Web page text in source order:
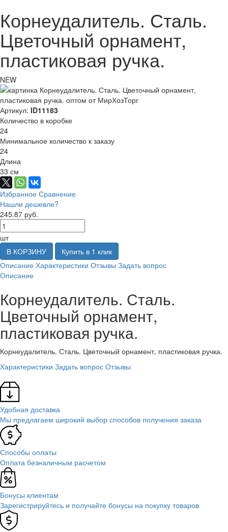
Корнеудалитель. Сталь.
Цветочный орнамент,
пластиковая ручка.
NEW
Артикул: ID11183
Количество в коробке
24
Минимальное количество к заказу
24
Длина
33 см
Избранное Сравнение
Нашли дешевле?
245.87 руб.
шт
В КОРЗИНУ
Купить в 1 клик
Описание Характеристики Отзывы Задать вопрос
Описание
Корнеудалитель. Сталь.
Цветочный орнамент,
пластиковая ручка.
Корнеудалитель. Сталь. Цветочный орнамент, пластиковая ручка.
Характеристики Задать вопрос Отзывы
Удобная доставка
Мы предлагаем широкий выбор способов получения заказа
Способы оплаты
Оплата безналичным расчетом
Бонусы клиентам
Зарегистрируйтесь и получайте бонусы на покупку товаров